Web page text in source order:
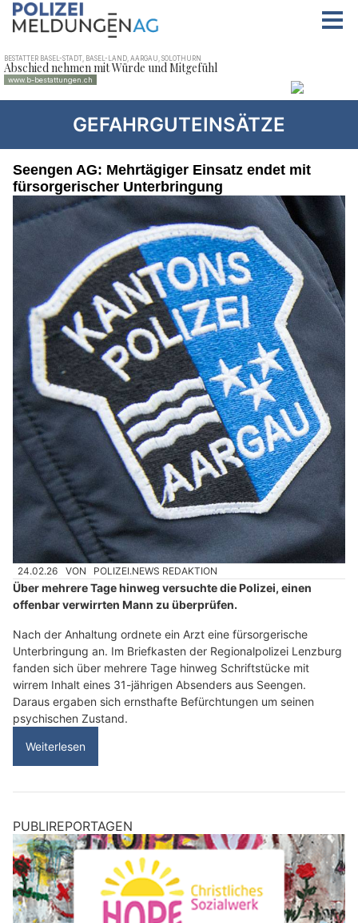
GEFAHRGUTEINSÄTZE
Seengen AG: Mehrtägiger Einsatz endet mit
fürsorgerischer Unterbringung
24.02.26 VON POLIZEI.NEWS REDAKTION
Über mehrere Tage hinweg versuchte die Polizei, einen
offenbar verwirrten Mann zu überprüfen.
Nach der Anhaltung ordnete ein Arzt eine fürsorgerische
Unterbringung an. Im Briefkasten der Regionalpolizei Lenzburg
fanden sich über mehrere Tage hinweg Schriftstücke mit
wirrem Inhalt eines 31-jährigen Absenders aus Seengen.
Daraus ergaben sich ernsthafte Befürchtungen um seinen
psychischen Zustand.
Weiterlesen
PUBLIREPORTAGEN